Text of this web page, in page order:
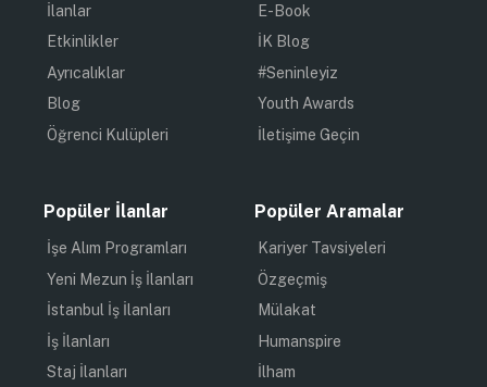
İlanlar
Etkinlikler
Ayrıcalıklar
Blog
Öğrenci Kulüpleri
E-Book
İK Blog
#Seninleyiz
Youth Awards
İletişime Geçin
Popüler İlanlar
İşe Alım Programları
Yeni Mezun İş İlanları
İstanbul İş İlanları
İş İlanları
Staj İlanları
Popüler Aramalar
Kariyer Tavsiyeleri
Özgeçmiş
Mülakat
Humanspire
İlham